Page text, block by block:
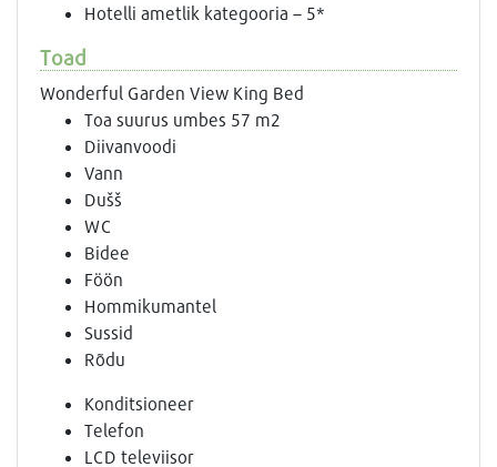
Hotelli ametlik kategooria – 5*
Toad
Wonderful Garden View King Bed
Toa suurus umbes 57 m2
Diivanvoodi
Vann
Dušš
WC
Bidee
Föön
Hommikumantel
Sussid
Rõdu
Konditsioneer
Telefon
LCD televiisor